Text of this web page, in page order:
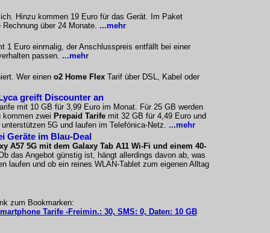
Hinzu kommen 19 Euro für das Gerät. Im Paket
über 24 Monate. ...mehr
1 Euro einmalig, der Anschlusspreis entfällt bei einer
passen. ...mehr
Wer einen o2 Home Flex Tarif über DSL, Kabel oder
greift Discounter an
mit 10 GB für 3,99 Euro im Monat. Für 25 GB werden
zwei Prepaid Tarife mit 32 GB für 4,49 Euro und
5G und laufen im Telefónica-Netz. ...mehr
Geräte im Blau-Deal
A57 5G mit dem Galaxy Tab A11 Wi-Fi und einem 40-
das Angebot günstig ist, hängt allerdings davon ab, was
laufen und ob ein reines WLAN-Tablet zum eigenen Alltag
zum Bookmarken:
Tarife -Freimin.: 30, SMS: 0, Daten: 10 GB